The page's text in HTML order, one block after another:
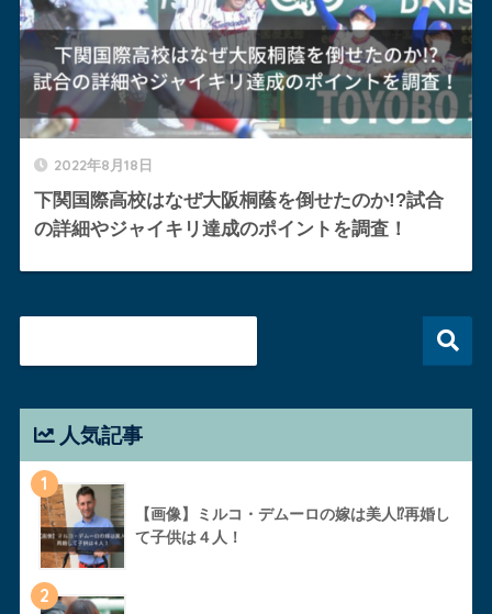
2022年8月18日
下関国際高校はなぜ大阪桐蔭を倒せたのか!?試合
の詳細やジャイキリ達成のポイントを調査！
人気記事
1
【画像】ミルコ・デムーロの嫁は美人⁉︎再婚し
て子供は４人！
2